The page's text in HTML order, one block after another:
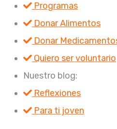
Programas
Donar Alimentos
Donar
Quiero ser voluntario
Nuestro blog:
Reflexiones
Para ti joven